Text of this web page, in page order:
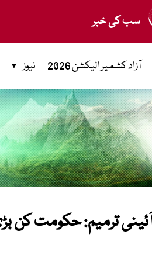
سب کی خبر
آزاد کشمیر الیکشن 2026 نیوز